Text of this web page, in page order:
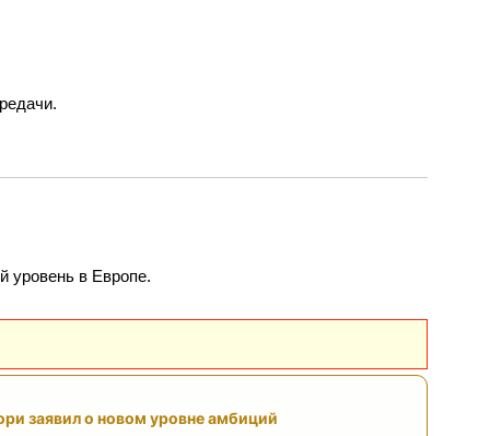
уровень в Европе.
заявил о новом уровне амбиций